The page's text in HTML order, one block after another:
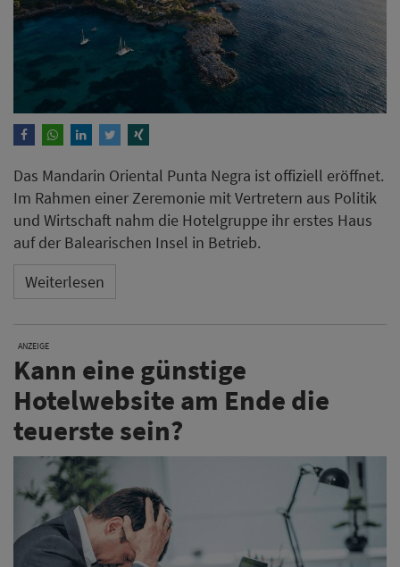
Das Mandarin Oriental Punta Negra ist offiziell eröffnet.
Im Rahmen einer Zeremonie mit Vertretern aus Politik
und Wirtschaft nahm die Hotelgruppe ihr erstes Haus
auf der Balearischen Insel in Betrieb.
Weiterlesen
ANZEIGE
Kann eine günstige
Hotelwebsite am Ende die
teuerste sein?